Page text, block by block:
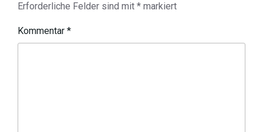
Erforderliche Felder sind mit * markiert
Kommentar *